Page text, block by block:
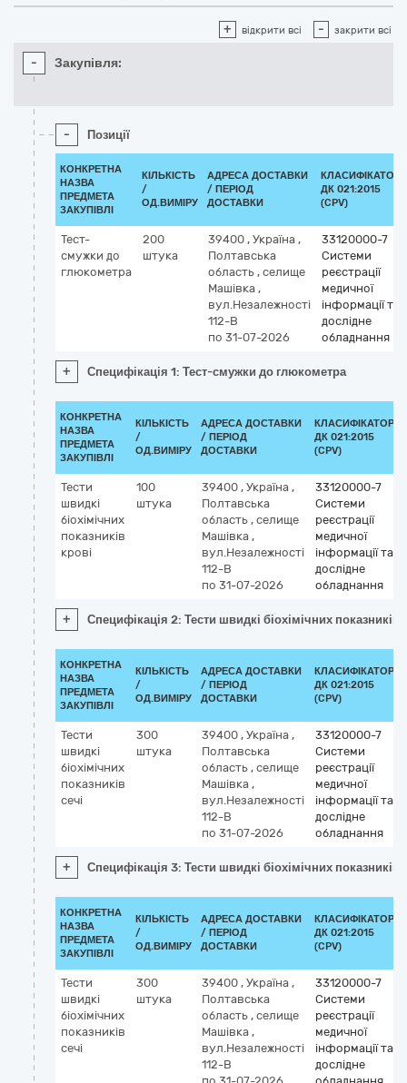
+ відкрити всі - закрити всі
- Закупівля:
- Позиції
КОНКРЕТНА
НАЗВА
ПРЕДМЕТА
ЗАКУПІВЛІ
КІЛЬКІСТЬ
/
ОД.ВИМІРУ
АДРЕСА ДОСТАВКИ
/ ПЕРІОД
ДОСТАВКИ
КЛАСИФІКАТОР
ДК 021:2015
(CPV)
Тест-
смужки до
глюкометра
200
штука
39400 , Україна ,
Полтавська
область , селище
Машівка ,
вул.Незалежності
112-В
по 31-07-2026
33120000-7
Системи
реєстрації
медичної
інформації та
дослідне
обладнання
+ Специфікація 1: Тест-смужки до глюкометра
КОНКРЕТНА
НАЗВА
ПРЕДМЕТА
ЗАКУПІВЛІ
КІЛЬКІСТЬ
/
ОД.ВИМІРУ
АДРЕСА ДОСТАВКИ
/ ПЕРІОД
ДОСТАВКИ
КЛАСИФІКАТОР
ДК 021:2015
(CPV)
Тести
швидкі
біохімічних
показників
крові
100
штука
39400 , Україна ,
Полтавська
область , селище
Машівка ,
вул.Незалежності
112-В
по 31-07-2026
33120000-7
Системи
реєстрації
медичної
інформації та
дослідне
обладнання
+ Специфікація 2: Тести швидкі біохімічних показників
КОНКРЕТНА
НАЗВА
ПРЕДМЕТА
ЗАКУПІВЛІ
КІЛЬКІСТЬ
/
ОД.ВИМІРУ
АДРЕСА ДОСТАВКИ
/ ПЕРІОД
ДОСТАВКИ
КЛАСИФІКАТОР
ДК 021:2015
(CPV)
Тести
швидкі
біохімічних
показників
сечі
300
штука
39400 , Україна ,
Полтавська
область , селище
Машівка ,
вул.Незалежності
112-В
по 31-07-2026
33120000-7
Системи
реєстрації
медичної
інформації та
дослідне
обладнання
+ Специфікація 3: Тести швидкі біохімічних показників
КОНКРЕТНА
НАЗВА
ПРЕДМЕТА
ЗАКУПІВЛІ
КІЛЬКІСТЬ
/
ОД.ВИМІРУ
АДРЕСА ДОСТАВКИ
/ ПЕРІОД
ДОСТАВКИ
КЛАСИФІКАТОР
ДК 021:2015
(CPV)
Тести
швидкі
біохімічних
показників
сечі
300
штука
39400 , Україна ,
Полтавська
область , селище
Машівка ,
вул.Незалежності
112-В
33120000-7
Системи
реєстрації
медичної
інформації та
дослідне